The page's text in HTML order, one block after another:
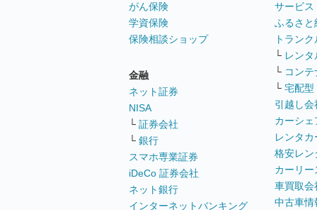
がん保険
学資保険
保険相談ショップ
金融
ネット証券
NISA
└ 証券会社
└ 銀行
スマホ専業証券
iDeCo 証券会社
ネット銀行
インターネットバンキング
サービス
ふるさと
トラン
└ レン
└ コンテ
└ 宅配型
引越し会
カーシ
レンタカ
格安レン
カーリー
車買取会
中古車情